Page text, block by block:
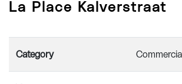
La Place Kalverstraat
Category